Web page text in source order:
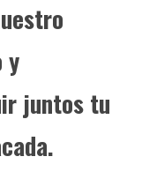
y
juntos tu